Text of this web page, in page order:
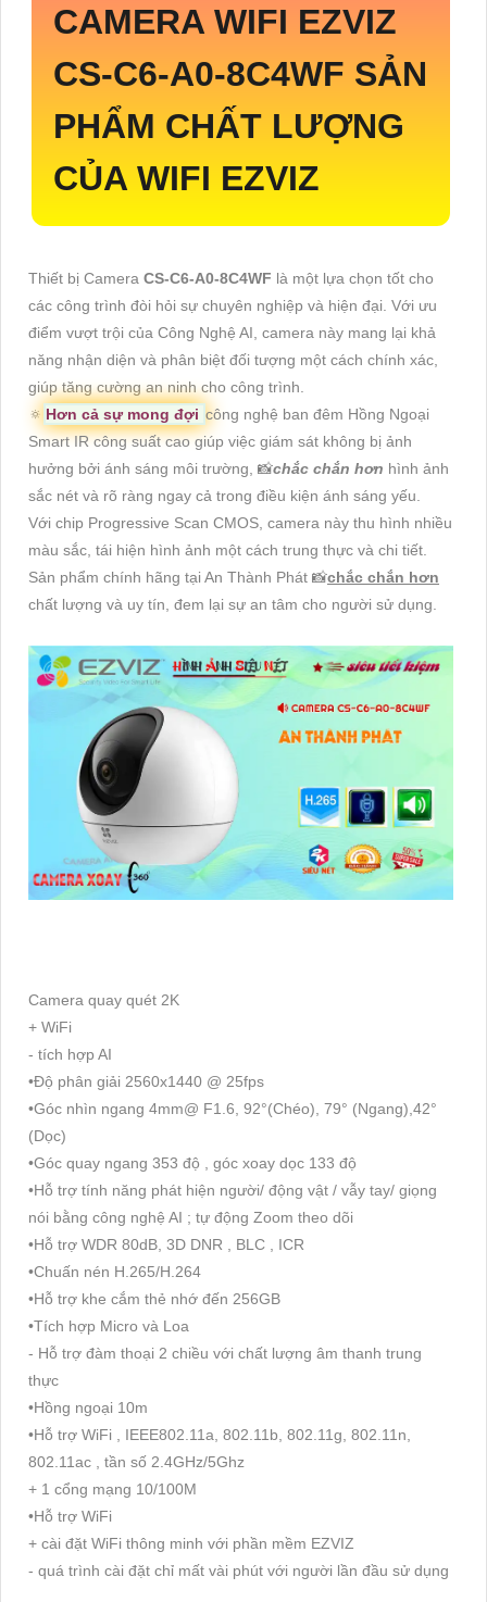
CAMERA WIFI EZVIZ
CS-C6-A0-8C4WF SẢN
PHẨM CHẤT LƯỢNG
CỦA WIFI EZVIZ
Thiết bị Camera CS-C6-A0-8C4WF là một lựa chọn tốt cho
các công trình đòi hỏi sự chuyên nghiệp và hiện đại. Với ưu
điểm vượt trội của Công Nghệ AI, camera này mang lại khả
năng nhận diện và phân biệt đối tượng một cách chính xác,
giúp tăng cường an ninh cho công trình.
🔅 Hơn cả sự mong đợi công nghệ ban đêm Hồng Ngoại
Smart IR công suất cao giúp việc giám sát không bị ảnh
hưởng bởi ánh sáng môi trường, 📸chắc chắn hơn hình ảnh
sắc nét và rõ ràng ngay cả trong điều kiện ánh sáng yếu.
Với chip Progressive Scan CMOS, camera này thu hình nhiều
màu sắc, tái hiện hình ảnh một cách trung thực và chi tiết.
Sản phẩm chính hãng tại An Thành Phát 📸chắc chắn hơn
chất lượng và uy tín, đem lại sự an tâm cho người sử dụng.
Camera quay quét 2K
+ WiFi
- tích hợp AI
•Độ phân giải 2560x1440 @ 25fps
•Góc nhìn ngang 4mm@ F1.6, 92°(Chéo), 79° (Ngang),42°
(Dọc)
•Góc quay ngang 353 độ , góc xoay dọc 133 độ
•Hỗ trợ tính năng phát hiện người/ động vật / vẫy tay/ giọng
nói bằng công nghệ AI ; tự động Zoom theo dõi
•Hỗ trợ WDR 80dB, 3D DNR , BLC , ICR
•Chuấn nén H.265/H.264
•Hỗ trợ khe cắm thẻ nhớ đến 256GB
•Tích hợp Micro và Loa
- Hỗ trợ đàm thoại 2 chiều với chất lượng âm thanh trung
thực
•Hồng ngoại 10m
•Hỗ trợ WiFi , IEEE802.11a, 802.11b, 802.11g, 802.11n,
802.11ac , tần số 2.4GHz/5Ghz
+ 1 cổng mạng 10/100M
•Hỗ trợ WiFi
+ cài đặt WiFi thông minh với phần mềm EZVIZ
- quá trình cài đặt chỉ mất vài phút với người lần đầu sử dụng